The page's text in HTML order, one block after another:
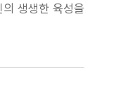
생생한 육성을